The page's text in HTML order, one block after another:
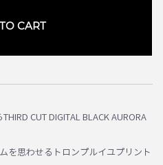
CART
CUT DIGITAL BLACK AURORA
を思わせるトロンプルイユプリント